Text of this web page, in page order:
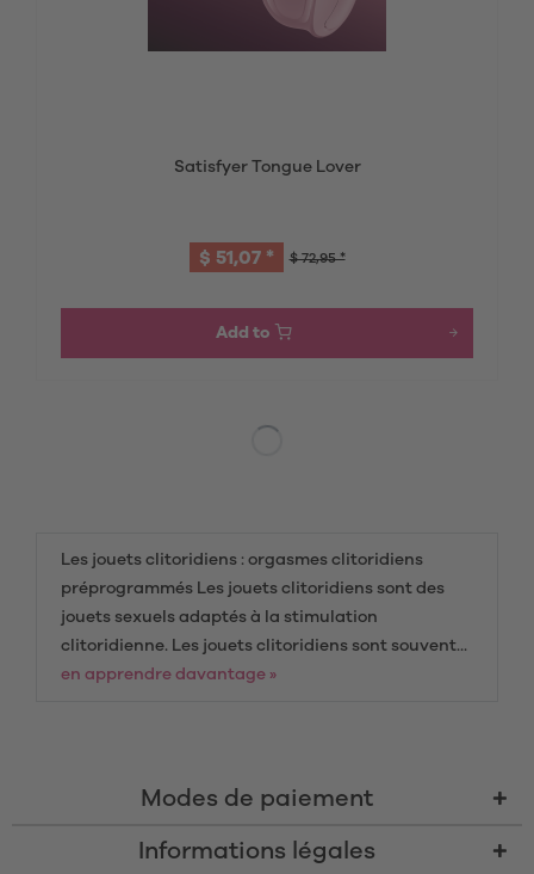
Satisfyer Tongue Lover
$ 72,95 *
$ 51,07 *
Add to
Les jouets clitoridiens : orgasmes clitoridiens
préprogrammés Les jouets clitoridiens sont des
jouets sexuels adaptés à la stimulation
clitoridienne. Les jouets clitoridiens sont souvent...
en apprendre davantage »
Modes de paiement
Informations légales